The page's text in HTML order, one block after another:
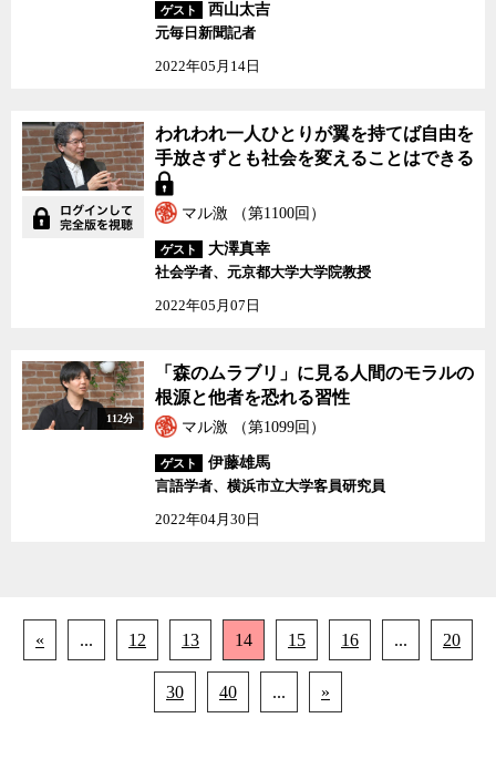
ゲスト
西山太吉
元毎日新聞記者
2022年05月14日
われわれ一人ひとりが翼を持てば自由を
手放さずとも社会を変えることはできる
マル激 （第1100回）
ゲスト
大澤真幸
社会学者、元京都大学大学院教授
2022年05月07日
112分
「森のムラブリ」に見る人間のモラルの
根源と他者を恐れる習性
マル激 （第1099回）
ゲスト
伊藤雄馬
言語学者、横浜市立大学客員研究員
2022年04月30日
« ... 12 13 14 15 16 ... 20
30 40 ... »